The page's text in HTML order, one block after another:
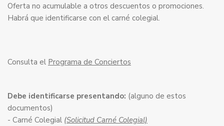
Oferta no acumulable a otros descuentos o promociones.
Habrá que identificarse con el carné colegial.
Consulta el Programa de Conciertos
Debe identificarse presentando: (alguno de estos
documentos)
- Carné Colegial (Solicitud Carné Colegial)